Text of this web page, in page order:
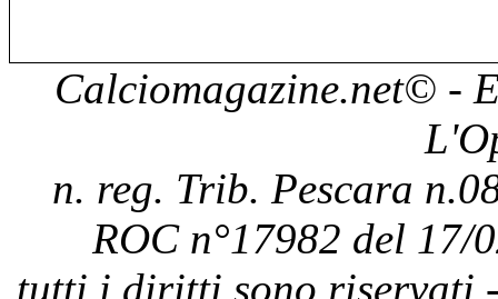
Calciomagazine.net© -
n. reg. Trib. Pescara
ROC n°17982 del 17/
tutti i diritti sono riservati